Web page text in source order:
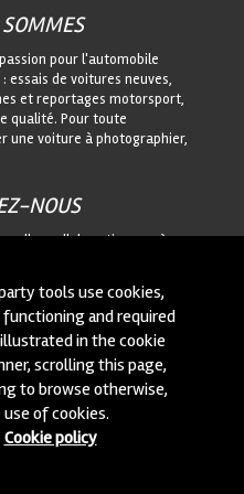
pour l'automobile
essais de voitures neuves,
et reportages motorsport,
qualité. Pour toute
une voiture à photographier,
NOUS
collaborations ou à
RESERVED.
tools use cookies,
and required
in the cookie
scrolling this page,
to browse otherwise,
of cookies.
Cookie policy